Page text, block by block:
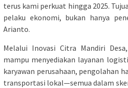
terus kami perkuat hingga 2025.
pelaku ekonomi, bukan hanya
Arianto.
Melalui Inovasi Citra Mandiri
mampu menyediakan layanan
karyawan perusahaan, pengolahan
transportasi lokal—semua dalam